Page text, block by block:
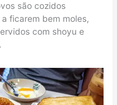
são cozidos
ficarem bem moles,
com shoyu e